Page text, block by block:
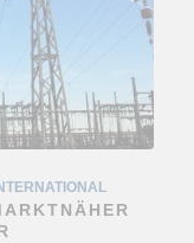
,TIEFENLAGER
KKW
ERHALTEN